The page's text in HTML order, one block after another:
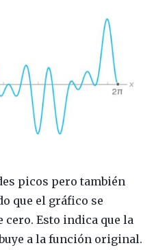
picos pero también
que el gráfico se
Esto indica que la
a la función original.